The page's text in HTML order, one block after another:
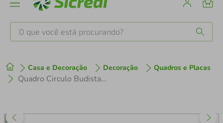
O que você está procurando?
Casa e Decoração Decoração Quadros e Placas
Quadro Circulo Budista Enso 86x60 Filete Marfim
1º tenis